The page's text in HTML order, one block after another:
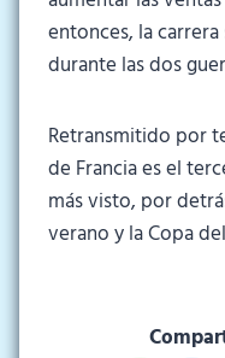
entonces, la
durante las dos
Retransmitido por
de Francia es el
más visto, por
verano y la Copa